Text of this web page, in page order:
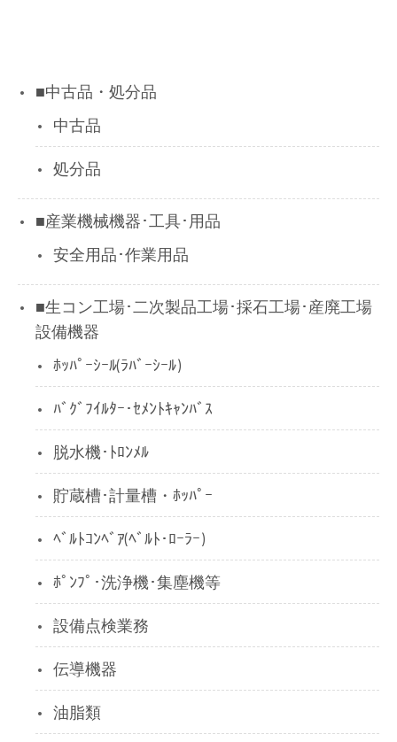
■中古品・処分品
中古品
処分品
■産業機械機器･工具･用品
安全用品･作業用品
■生コン工場･二次製品工場･採石工場･産廃工場
設備機器
ﾎｯﾊﾟｰｼｰﾙ(ﾗﾊﾞｰｼｰﾙ)
ﾊﾞｸﾞﾌｲﾙﾀｰ･ｾﾒﾝﾄｷｬﾝﾊﾞｽ
脱水機･ﾄﾛﾝﾒﾙ
貯蔵槽･計量槽・ﾎｯﾊﾟｰ
ﾍﾞﾙﾄｺﾝﾍﾞｱ(ﾍﾞﾙﾄ･ﾛｰﾗｰ)
ﾎﾟﾝﾌﾟ･洗浄機･集塵機等
設備点検業務
伝導機器
油脂類